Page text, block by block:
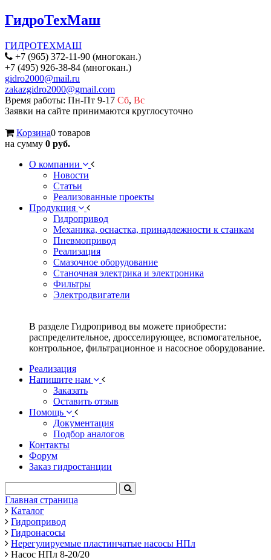
ГидроТехМаш
ГИДРОТЕХМАШ
+7 (965) 372-11-90 (многокан.)
+7 (495) 926-38-84 (многокан.)
gidro2000@mail.ru
zakazgidro2000@gmail.com
Время работы: Пн-Пт 9-17 Сб, Вс
Заявки на сайте принимаются круглосуточно
Корзина0 товаров
на сумму 0 руб.
О компании
Новости
Статьи
Реализованные проекты
Продукция
Гидропривод
Механика, оснастка, принадлежности к станкам
Пневмопривод
Реализация
Смазочное оборудование
Станочная электрика и электроника
Фильтры
Электродвигатели
В разделе Гидропривод вы можете приобрести:
распределительное, дросселирующее, вспомогательное,
контрольное, фильтрационное и насосное оборудование.
Реализация
Напишите нам
Заказать
Оставить отзыв
Помощь
Документация
Подбор аналогов
Контакты
Форум
Заказ гидростанции
Главная страница
Каталог
Гидропривод
Гидронасосы
Нерегулируемые пластинчатые насосы НПл
Насос НПл 8-20/20